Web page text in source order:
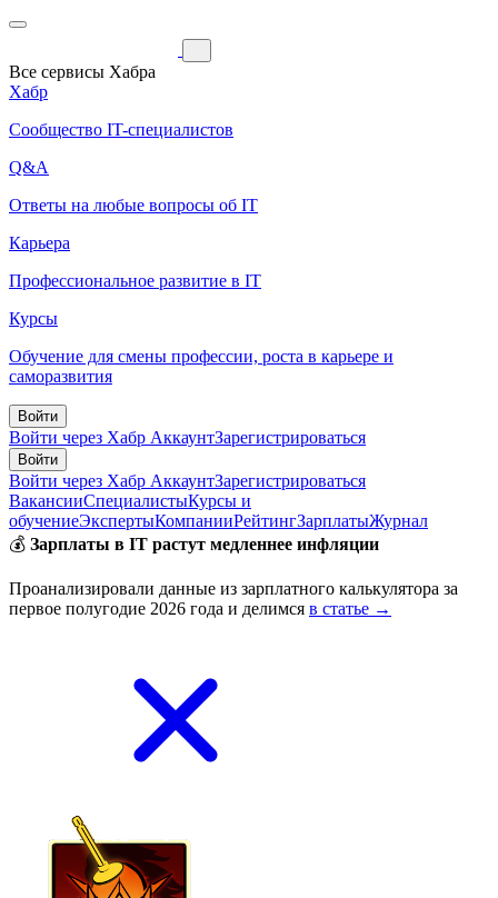
Все сервисы Хабра
Хабр
Сообщество IT-специалистов
Q&A
Ответы на любые вопросы об IT
Карьера
Профессиональное развитие в IT
Курсы
Обучение для смены профессии, роста в карьере и
саморазвития
Войти
Войти через Хабр АккаунтЗарегистрироваться
Войти
Войти через Хабр АккаунтЗарегистрироваться
ВакансииСпециалистыКурсы и
обучениеЭкспертыКомпанииРейтингЗарплатыЖурнал
💰 Зарплаты в IT растут медленнее инфляции
Проанализировали данные из зарплатного калькулятора за
первое полугодие 2026 года и делимся в статье →